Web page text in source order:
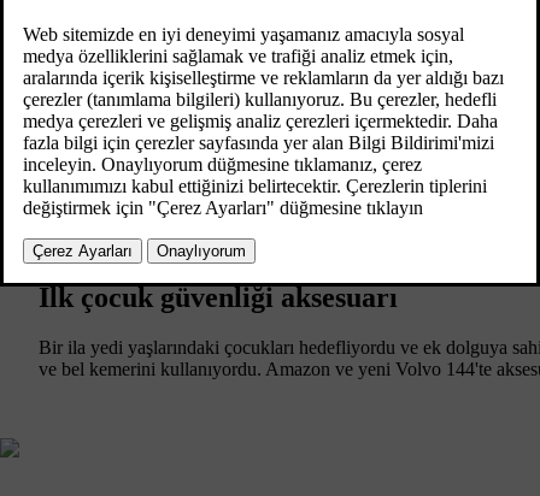
1967
İlk çocuk güvenliği aksesuarı
Bir ila yedi yaşlarındaki çocukları hedefliyordu ve ek dolguya
ve bel kemerini kullanıyordu. Amazon ve yeni Volvo 144'te